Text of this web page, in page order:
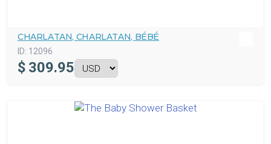
CHARLATAN, CHARLATAN, BÉBÉ
ID: 12096
$ 309.95